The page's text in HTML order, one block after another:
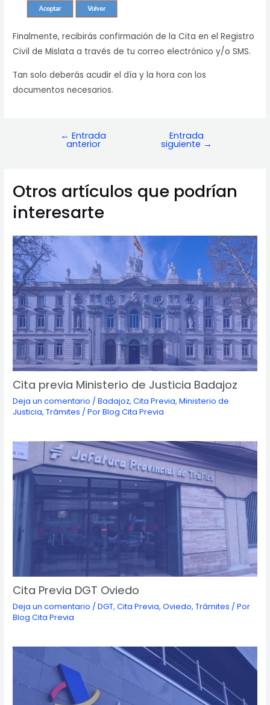
Finalmente, recibirás confirmación de la Cita en el Registro
Civil de Mislata a través de tu correo electrónico y/o SMS.
Tan solo deberás acudir el día y la hora con los
documentos necesarios.
Navegación
← Entrada
anterior
Entrada
siguiente →
Otros artículos que podrían
interesarte
Cita previa Ministerio de Justicia Badajoz
Deja un comentario /Badajoz,Cita Previa,Ministerio de
Justicia,Trámites / PorBlog Cita Previa
Cita Previa DGT Oviedo
Deja un comentario /DGT,Cita Previa,Oviedo,Trámites / Por
Blog Cita Previa